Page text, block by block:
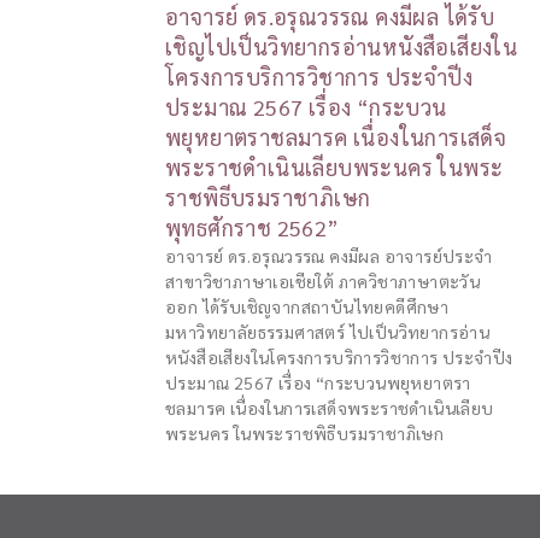
อาจารย์ ดร.อรุณวรรณ คงมีผล ได้รับ
เชิญไปเป็นวิทยากรอ่านหนังสือเสียงใน
โครงการบริการวิชาการ ประจำปีง
ประมาณ 2567 เรื่อง “กระบวน
พยุหยาตราชลมารค เนื่องในการเสด็จ
พระราชดำเนินเลียบพระนคร ในพระ
ราชพิธีบรมราชาภิเษก
พุทธศักราช 2562”
อาจารย์ ดร.อรุณวรรณ คงมีผล อาจารย์ประจำ
สาขาวิชาภาษาเอเชียใต้ ภาควิชาภาษาตะวัน
ออก ได้รับเชิญจากสถาบันไทยคดีศึกษา
มหาวิทยาลัยธรรมศาสตร์ ไปเป็นวิทยากรอ่าน
หนังสือเสียงในโครงการบริการวิชาการ ประจำปีง
ประมาณ 2567 เรื่อง “กระบวนพยุหยาตรา
ชลมารค เนื่องในการเสด็จพระราชดำเนินเลียบ
พระนคร ในพระราชพิธีบรมราชาภิเษก